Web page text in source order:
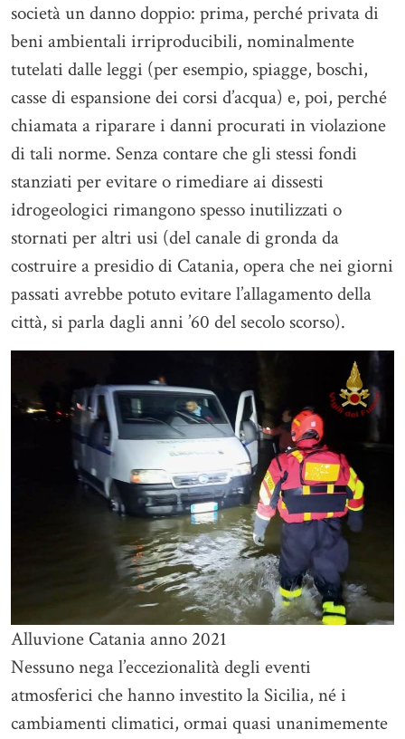
società un danno doppio: prima, perché privata di
beni ambientali irriproducibili, nominalmente
tutelati dalle leggi (per esempio, spiagge, boschi,
casse di espansione dei corsi d’acqua) e, poi, perché
chiamata a riparare i danni procurati in violazione
di tali norme. Senza contare che gli stessi fondi
stanziati per evitare o rimediare ai dissesti
idrogeologici rimangono spesso inutilizzati o
stornati per altri usi (del canale di gronda da
costruire a presidio di Catania, opera che nei giorni
passati avrebbe potuto evitare l’allagamento della
città, si parla dagli anni ’60 del secolo scorso).
Alluvione Catania anno 2021
Nessuno nega l’eccezionalità degli eventi
atmosferici che hanno investito la Sicilia, né i
cambiamenti climatici, ormai quasi unanimemente